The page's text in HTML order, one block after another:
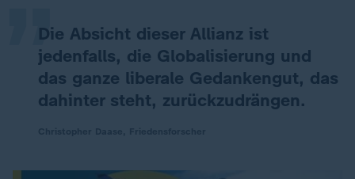
Die Absicht dieser Allianz ist
jedenfalls, die Globalisierung und
das ganze liberale Gedankengut, das
dahinter steht, zurückzudrängen.